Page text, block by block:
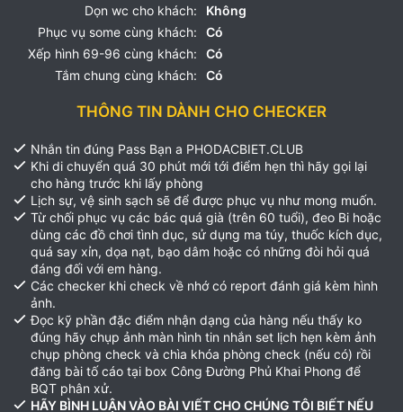
Dọn wc cho khách:
Không
Phục vụ some cùng khách:
Có
Xếp hình 69-96 cùng khách:
Có
Tắm chung cùng khách:
Có
THÔNG TIN DÀNH CHO CHECKER
Nhắn tin đúng Pass Bạn a PHODACBIET.CLUB
Khi di chuyển quá 30 phút mới tới điểm hẹn thì hãy gọi lại
cho hàng trước khi lấy phòng
Lịch sự, vệ sinh sạch sẽ để được phục vụ như mong muốn.
Từ chối phục vụ các bác quá già (trên 60 tuổi), đeo Bi hoặc
dùng các đồ chơi tình dục, sử dụng ma túy, thuốc kích dục,
quá say xỉn, dọa nạt, bạo dâm hoặc có những đòi hỏi quá
đáng đối với em hàng.
Các checker khi check về nhớ có report đánh giá kèm hình
ảnh.
Đọc kỹ phần đặc điểm nhận dạng của hàng nếu thấy ko
đúng hãy chụp ảnh màn hình tin nhắn set lịch hẹn kèm ảnh
chụp phòng check và chìa khóa phòng check (nếu có) rồi
đăng bài tố cáo tại box Công Đường Phủ Khai Phong để
BQT phân xử.
HÃY BÌNH LUẬN VÀO BÀI VIẾT CHO CHÚNG TÔI BIẾT NẾU